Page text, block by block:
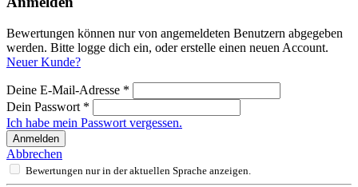
Bewertungen können nur von angemeldeten Benutzern abgegeben
werden. Bitte logge dich ein, oder erstelle einen neuen Account.
Neuer Kunde?
Deine E-Mail-Adresse *
Dein Passwort *
Ich habe mein Passwort vergessen.
Anmelden
Abbrechen
Bewertungen nur in der aktuellen Sprache anzeigen.